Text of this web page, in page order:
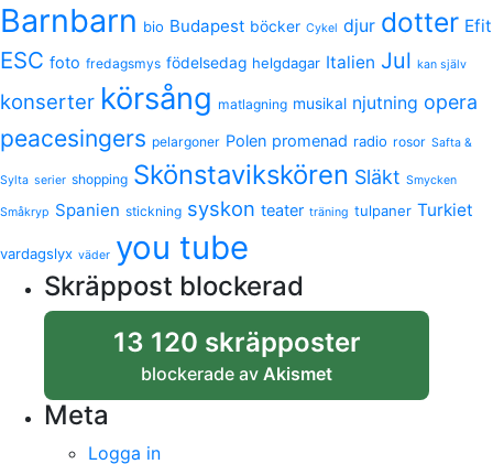
Barnbarn bio Budapest böcker Cykel djur dotter Efit
ESC foto fredagsmys födelsedag helgdagar Italien Jul kan själv
konserter körsång matlagning musikal njutning opera
peacesingers pelargoner Polen promenad radio rosor Safta &
Sylta serier shopping Skönstavikskören Släkt Smycken
Småkryp Spanien stickning syskon teater träning tulpaner Turkiet
vardagslyx väder you tube
Skräppost blockerad
13 120 skräpposter
blockerade av Akismet
Meta
Logga in